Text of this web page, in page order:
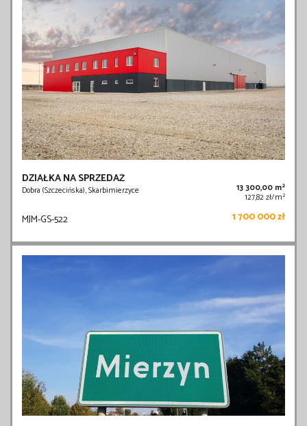
DZIAŁKA NA SPRZEDAŻ
Dobra (Szczecińska), Skarbimierzyce 13 300,00 m2
127,82 zł/m2
MJM-GS-522 1 700 000 zł